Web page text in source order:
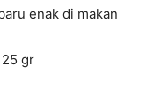
enak di makan
gr